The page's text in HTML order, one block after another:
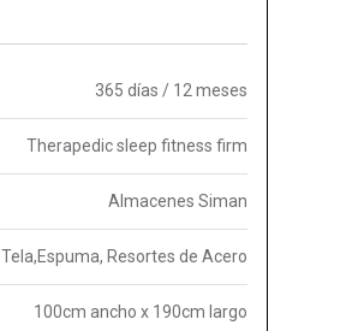
365 días / 12 meses
Therapedic sleep fitness firm
Almacenes Siman
Tela,Espuma, Resortes de Acero
100cm ancho x 190cm largo